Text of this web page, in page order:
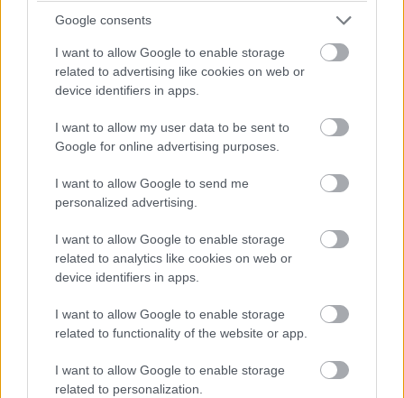
Google consents
I want to allow Google to enable storage
related to advertising like cookies on web or
device identifiers in apps.
I want to allow my user data to be sent to
Google for online advertising purposes.
I want to allow Google to send me
personalized advertising.
I want to allow Google to enable storage
related to analytics like cookies on web or
device identifiers in apps.
I want to allow Google to enable storage
related to functionality of the website or app.
I want to allow Google to enable storage
related to personalization.
φιλοξενία των κατοίκων των χωριών γύρω από την
λίμνη κάνουν την ταξιδιωτική εμπειρία μοναδική και
την θέληση του ταξιδιώτη να τη βιώσει, απόλυτη…
Την εμπειρία εδώ ολοκληρώνουν τα
πλουσιοπάροχα γεύματα και τα τοπικά εδέσματα
αλλα και η διαμονή σε ένα όμορφο ξενώνα κάποιου